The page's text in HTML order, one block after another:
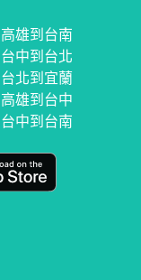
高雄到台南
台中到台北
台北到宜蘭
高雄到台中
台中到台南